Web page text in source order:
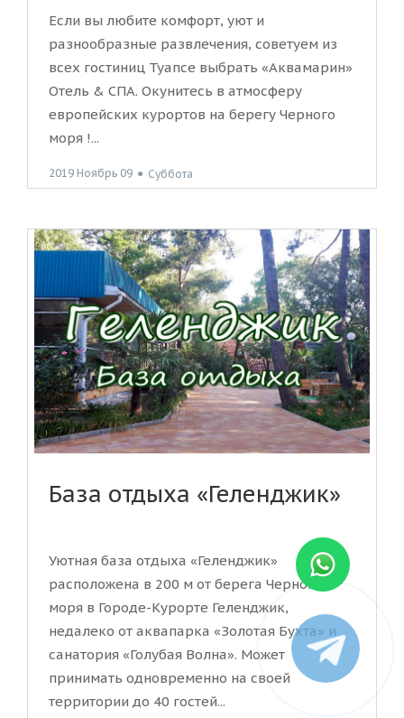
Если вы любите комфорт, уют и
разнообразные развлечения, советуем из
всех гостиниц Туапсе выбрать «Аквамарин»
Отель & СПА. Окунитесь в атмосферу
европейских курортов на берегу Черного
моря !...
2019 Ноябрь 09 ● Суббота
База отдыха «Геленджик»
Уютная база отдыха «Геленджик»
расположена в 200 м от берега Черного
моря в Городе-Курорте Геленджик,
недалеко от аквапарка «Золотая Бухта» и
санатория «Голубая Волна». Может
принимать одновременно на своей
территории до 40 гостей...